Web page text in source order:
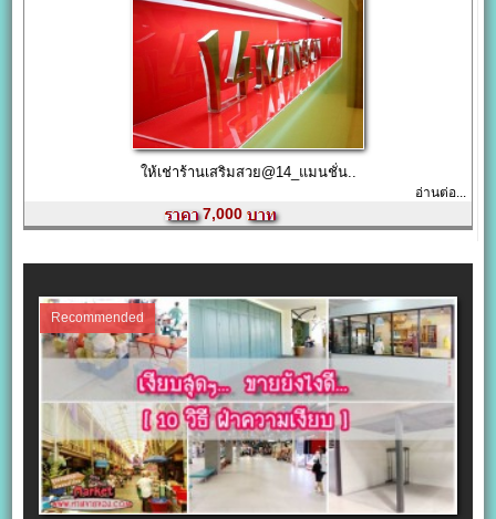
ให้เช่าร้านเสริมสวย@14_แมนชั่น..
อ่านต่อ...
7,000
Recommended